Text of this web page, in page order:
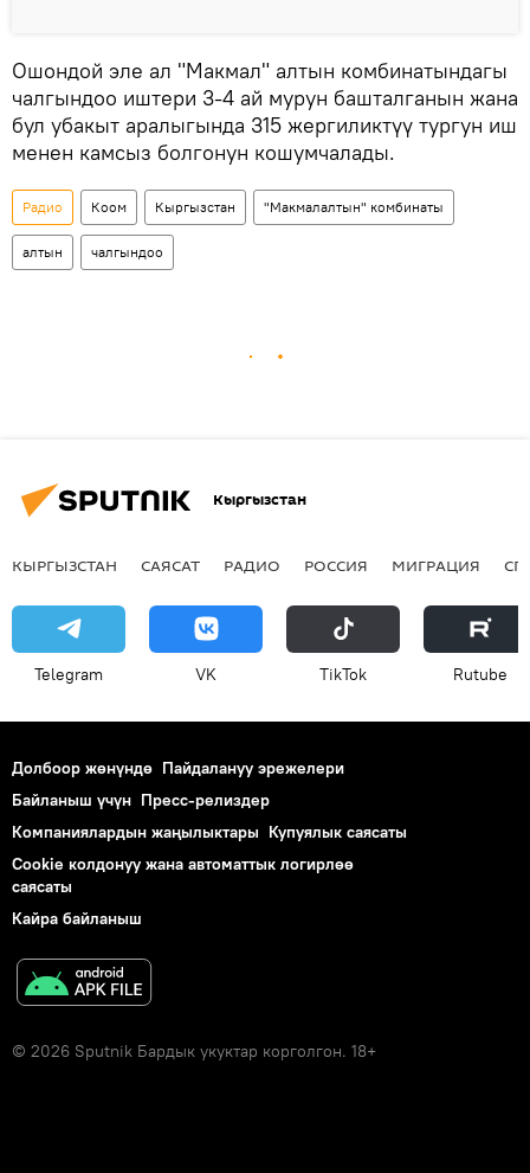
Ошондой эле ал "Макмал" алтын комбинатындагы
чалгындоо иштери 3-4 ай мурун башталганын жана
бул убакыт аралыгында 315 жергиликтүү тургун иш
менен камсыз болгонун кошумчалады.
Радио Коом Кыргызстан "Макмалалтын" комбинаты
алтын чалгындоо
Кыргызстан
КЫРГЫЗСТАН САЯСАТ РАДИО РОССИЯ МИГРАЦИЯ
Telegram VK ТikТоk Rutube
Долбоор жөнүндө Пайдалануу эрежелери
Байланыш үчүн Пресс-релиздер
Компаниялардын жаңылыктары Купуялык саясаты
Cookie колдонуу жана автоматтык логирлөө
саясаты
Кайра байланыш
© 2026 Sputnik Бардык укуктар корголгон. 18+